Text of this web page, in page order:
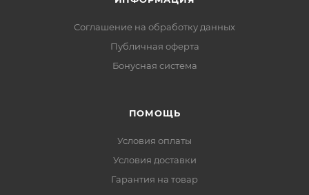
Соглашение на обработку данных
Публичная оферта
Бонусная система
ПОМОЩЬ
Условия оплаты
Условия доставки
Гарантия на товар